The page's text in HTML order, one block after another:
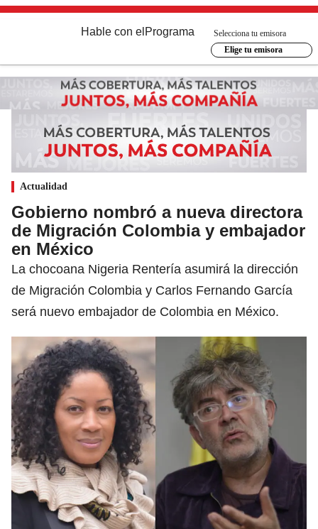
Hable con el Programa
Selecciona tu emisora
Elige tu emisora
Actualidad
Gobierno nombró a nueva directora
de Migración Colombia y embajador
en México
La chocoana Nigeria Rentería asumirá la dirección
de Migración Colombia y Carlos Fernando García
será nuevo embajador de Colombia en México.